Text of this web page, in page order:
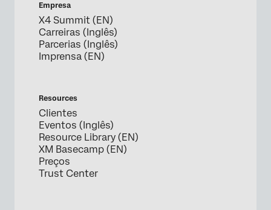
Empresa
X4 Summit (EN)
Carreiras (Inglês)
Parcerias (Inglês)
Imprensa (EN)
Resources
Clientes
Eventos (Inglês)
Resource Library (EN)
XM Basecamp (EN)
Preços
Trust Center